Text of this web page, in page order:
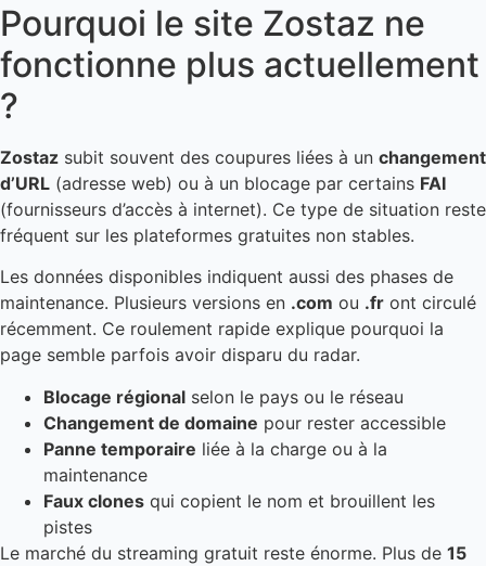
Pourquoi le site Zostaz ne
fonctionne plus actuellement
?
Zostaz subit souvent des coupures liées à un changement
d’URL (adresse web) ou à un blocage par certains FAI
(fournisseurs d’accès à internet). Ce type de situation reste
fréquent sur les plateformes gratuites non stables.
Les données disponibles indiquent aussi des phases de
maintenance. Plusieurs versions en .com ou .fr ont circulé
récemment. Ce roulement rapide explique pourquoi la
page semble parfois avoir disparu du radar.
Blocage régional selon le pays ou le réseau
Changement de domaine pour rester accessible
Panne temporaire liée à la charge ou à la
maintenance
Faux clones qui copient le nom et brouillent les
pistes
Le marché du streaming gratuit reste énorme. Plus de 15